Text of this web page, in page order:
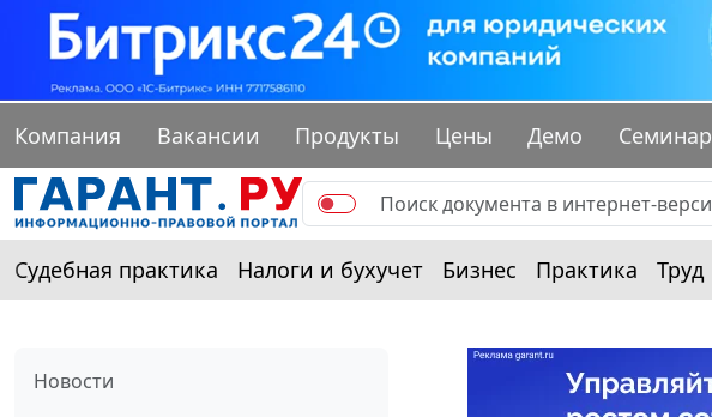
Компания Вакансии Продукты Цены Демо
Судебная практика Налоги и бухучет Бизнес Практика Труд
Новости